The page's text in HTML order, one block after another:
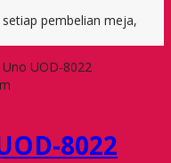
pembelian meja,
UOD-8022
8022